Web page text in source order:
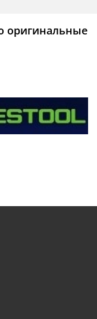
оригинальные